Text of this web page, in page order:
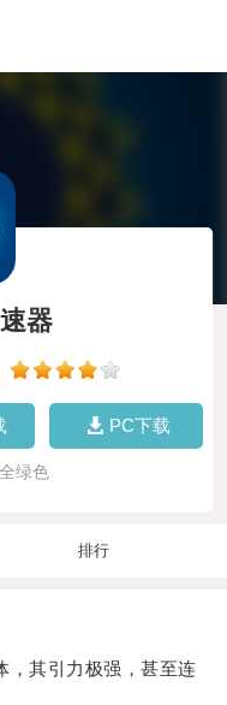
器
PC下载
绿色
排行
其引力极强，甚至连